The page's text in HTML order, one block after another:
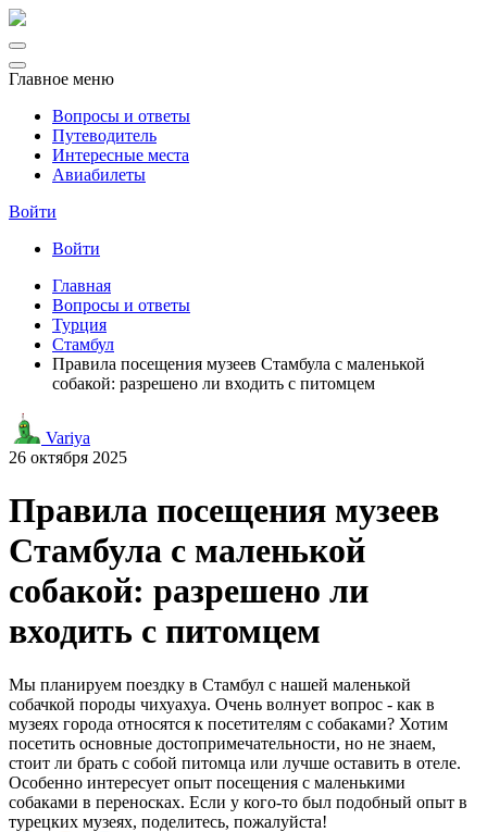
Главное меню
Вопросы и ответы
Путеводитель
Интересные места
Авиабилеты
Войти
Войти
Главная
Вопросы и ответы
Турция
Стамбул
Правила посещения музеев Стамбула с маленькой
собакой: разрешено ли входить с питомцем
Variya
26 октября 2025
Правила посещения музеев
Стамбула с маленькой
собакой: разрешено ли
входить с питомцем
Мы планируем поездку в Стамбул с нашей маленькой
собачкой породы чихуахуа. Очень волнует вопрос - как в
музеях города относятся к посетителям с собаками? Хотим
посетить основные достопримечательности, но не знаем,
стоит ли брать с собой питомца или лучше оставить в отеле.
Особенно интересует опыт посещения с маленькими
собаками в переносках. Если у кого-то был подобный опыт в
турецких музеях, поделитесь, пожалуйста!